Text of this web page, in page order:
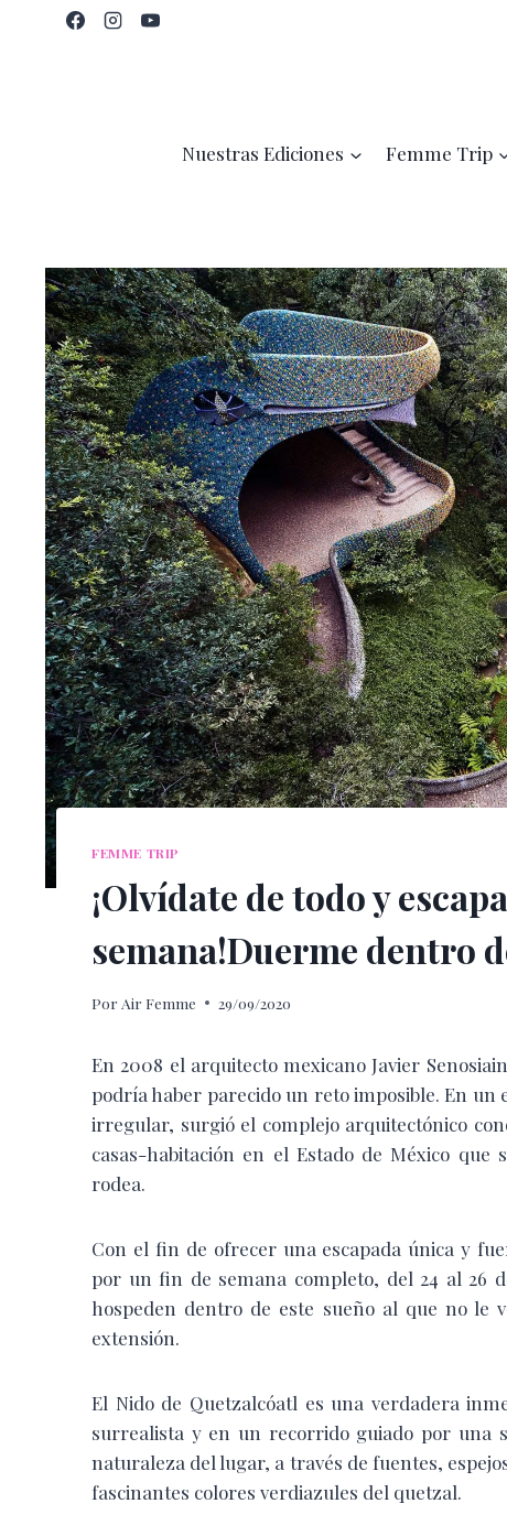
Nuestras Ediciones Femme Trip
FEMME TRIP
¡Olvídate de todo y
semana!Duerme dentro
Por Air Femme 29/09/2020
En 2008 el arquitecto mexicano Javier
podría haber parecido un reto imposible. En
irregular, surgió el complejo arquitectónico
casas-habitación en el Estado de México
rodea.
Con el fin de ofrecer una escapada única y
por un fin de semana completo, del 24 al 26
hospeden dentro de este sueño al que no le
extensión.
El Nido de Quetzalcóatl es una verdadera
surrealista y en un recorrido guiado por una
naturaleza del lugar, a través de fuentes,
fascinantes colores verdiazules del quetzal.